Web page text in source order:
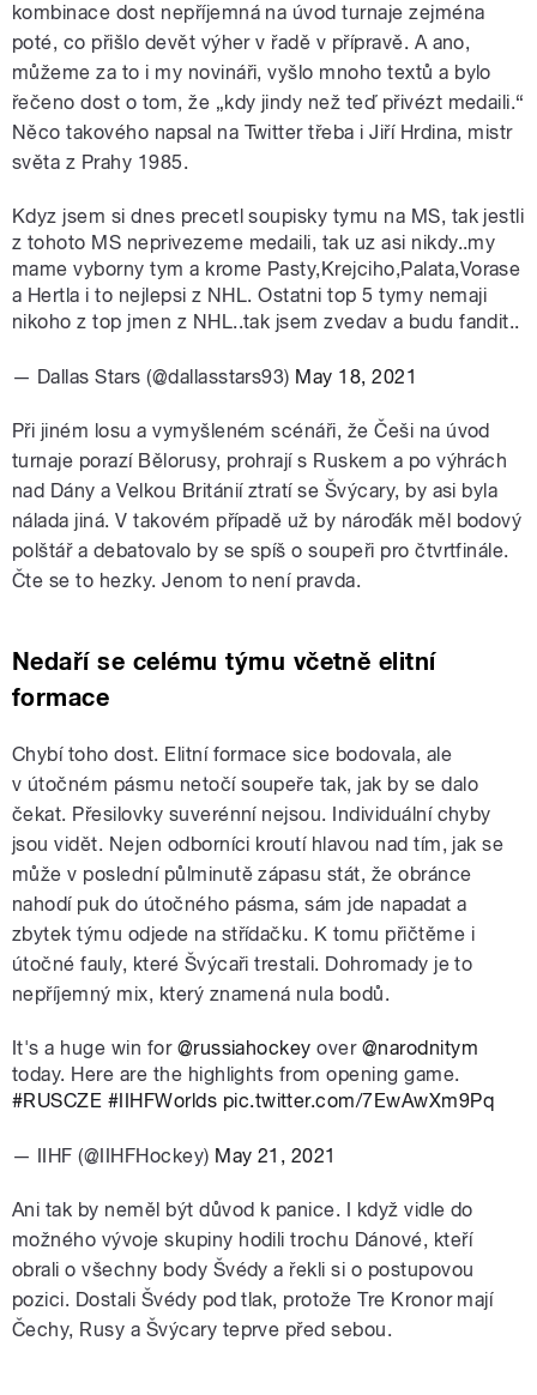
kombinace dost nepříjemná na úvod turnaje zejména
poté, co přišlo devět výher v řadě v přípravě. A ano,
můžeme za to i my novináři, vyšlo mnoho textů a bylo
řečeno dost o tom, že „kdy jindy než teď přivézt medaili.“
Něco takového napsal na Twitter třeba i Jiří Hrdina, mistr
světa z Prahy 1985.
Kdyz jsem si dnes precetl soupisky tymu na MS, tak jestli
z tohoto MS neprivezeme medaili, tak uz asi nikdy..my
mame vyborny tym a krome Pasty,Krejciho,Palata,Vorase
a Hertla i to nejlepsi z NHL. Ostatni top 5 tymy nemaji
nikoho z top jmen z NHL..tak jsem zvedav a budu fandit..
— Dallas Stars (@dallasstars93) May 18, 2021
Při jiném losu a vymyšleném scénáři, že Češi na úvod
turnaje porazí Bělorusy, prohrají s Ruskem a po výhrách
nad Dány a Velkou Británií ztratí se Švýcary, by asi byla
nálada jiná. V takovém případě už by nároďák měl bodový
polštář a debatovalo by se spíš o soupeři pro čtvrtfinále.
Čte se to hezky. Jenom to není pravda.
Nedaří se celému týmu včetně elitní
formace
Chybí toho dost. Elitní formace sice bodovala, ale
v útočném pásmu netočí soupeře tak, jak by se dalo
čekat. Přesilovky suverénní nejsou. Individuální chyby
jsou vidět. Nejen odborníci kroutí hlavou nad tím, jak se
může v poslední půlminutě zápasu stát, že obránce
nahodí puk do útočného pásma, sám jde napadat a
zbytek týmu odjede na střídačku. K tomu přičtěme i
útočné fauly, které Švýcaři trestali. Dohromady je to
nepříjemný mix, který znamená nula bodů.
It's a huge win for @russiahockey over @narodnitym
today. Here are the highlights from opening game.
#RUSCZE #IIHFWorlds pic.twitter.com/7EwAwXm9Pq
— IIHF (@IIHFHockey) May 21, 2021
Ani tak by neměl být důvod k panice. I když vidle do
možného vývoje skupiny hodili trochu Dánové, kteří
obrali o všechny body Švédy a řekli si o postupovou
pozici. Dostali Švédy pod tlak, protože Tre Kronor mají
Čechy, Rusy a Švýcary teprve před sebou.